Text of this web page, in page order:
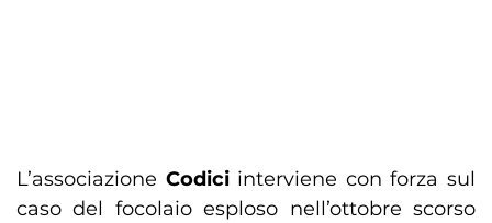
L’associazione Codiciinterviene con forza sul
caso del focolaio esploso nell’ottobre scorso